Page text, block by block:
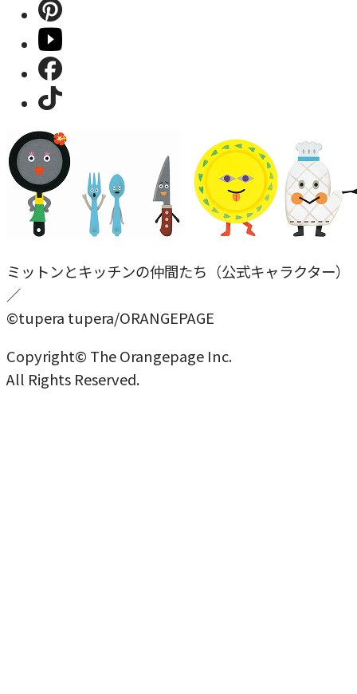
ミットンとキッチンの仲間たち（公式キャラクター）
／
©tupera tupera/ORANGEPAGE
Copyright© The Orangepage Inc.
All Rights Reserved.